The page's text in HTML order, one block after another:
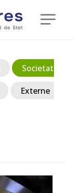
Societate
Externe